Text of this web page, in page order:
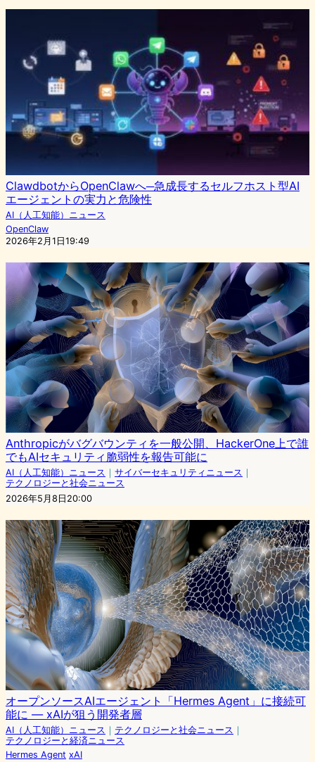
ClawdbotからOpenClawへ─急成長するセルフホスト型AI
エージェントの実力と危険性
AI（人工知能）ニュース
OpenClaw
2026年2月1日19:49
Anthropicがバグバウンティを一般公開、HackerOne上で誰
でもAIセキュリティ脆弱性を報告可能に
AI（人工知能）ニュース ｜ サイバーセキュリティニュース ｜
テクノロジーと社会ニュース
2026年5月8日20:00
オープンソースAIエージェント「Hermes Agent」に接続可
能に — xAIが狙う開発者層
AI（人工知能）ニュース ｜ テクノロジーと社会ニュース ｜
テクノロジーと経済ニュース
Hermes Agent xAI